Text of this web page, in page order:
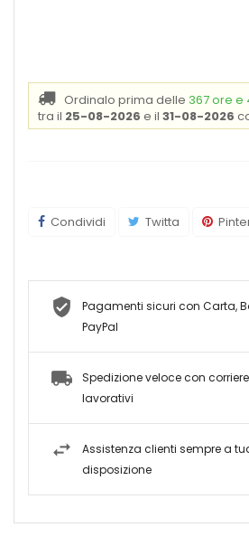
Ordinalo prima delle 367 ore e
tra il 25-08-2026 e il 31-08-2026
Condividi Twitta
Pagamenti sicuri con Carta,
PayPal
Spedizione veloce con
lavorativi
Assistenza clienti sempre a
disposizione